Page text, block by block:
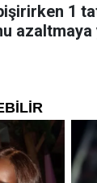
1
azaltmaya